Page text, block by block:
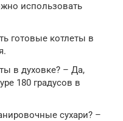
использовать
готовые котлеты в
в духовке? – Да,
180 градусов в
сухари? –